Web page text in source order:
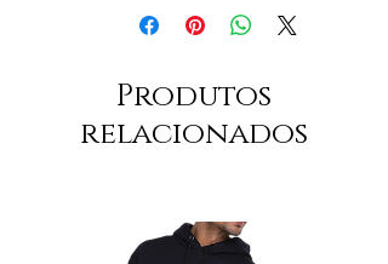
Produtos
relacionados